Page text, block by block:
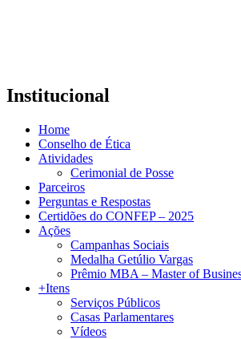
Institucional
Home
Conselho de Ética
Atividades
Cerimonial de Posse
Parceiros
Perguntas e Respostas
Certidões do CONFEP – 2025
Ações
Campanhas Sociais
Medalha Getúlio Vargas
Prêmio MBA – Master of
+Itens
Serviços Públicos
Casas Parlamentares
Vídeos